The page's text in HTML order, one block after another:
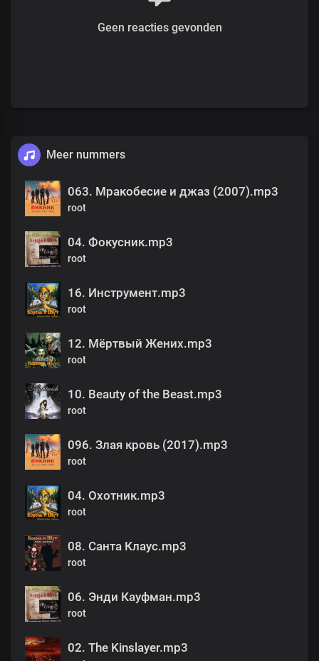
Geen reacties gevonden
Meer nummers
063. Мракобесие и джаз (2007).mp3
root
04. Фокусник.mp3
root
16. Инструмент.mp3
root
12. Мёртвый Жених.mp3
root
10. Beauty of the Beast.mp3
root
096. Злая кровь (2017).mp3
root
04. Охотник.mp3
root
08. Санта Клаус.mp3
root
06. Энди Кауфман.mp3
root
02. The Kinslayer.mp3